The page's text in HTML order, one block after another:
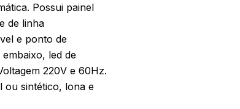
Possui painel
de linha
e ponto de
led de
220V e 60Hz.
ou sintético, lona e